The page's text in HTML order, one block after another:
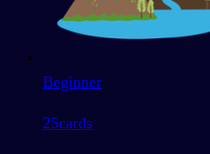
Beginner
25cards